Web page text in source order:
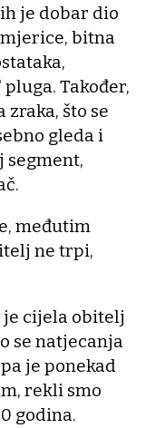
je dobar dio
bitna
Također,
zraka, što se
gleda i
segment,
međutim
ne trpi,
je cijela obitelj
se natjecanja
je ponekad
rekli smo
godina.